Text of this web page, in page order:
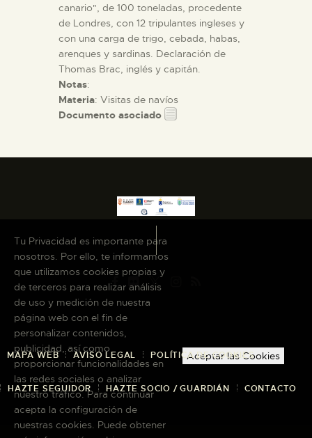
canario", de 100 toneladas, procedente
de Londres, con 12 tripulantes ingleses y
con una carga de trigo, cebada, habas,
arenques y sardinas. Declaración de
Thomas Brac, inglés y capitán.
Notas:
Materia: Visitas de navíos
Documento asociado
MAPA WEB AVISO LEGAL POLÍTICA DE COOKIES
HAZTE SEGUIDOR HAZTE SOCIO / GUARDIÁN CONTACTO
Tu Privacidad es importante para
nosotros. Por ello, te informamos
que utilizamos cookies propias y
de terceros para realizar análisis
de uso y medición de nuestra
página web con el fin de
personalizar contenidos,
publicidad, así como
proporcionar funcionalidades en
las redes sociales o analizar
nuestro tráfico. Para continuar
acepta la configuración de
nuestras cookies. Puede obtener
Aceptar las Cookies